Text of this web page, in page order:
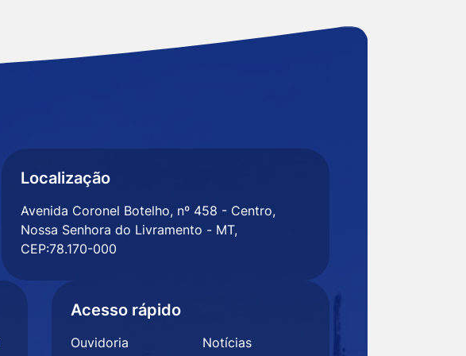
Localização
Avenida Coronel Botelho, nº 458 - Centro,
Nossa Senhora do Livramento - MT,
CEP:78.170-000
Acesso rápido
Ouvidoria
Notícias